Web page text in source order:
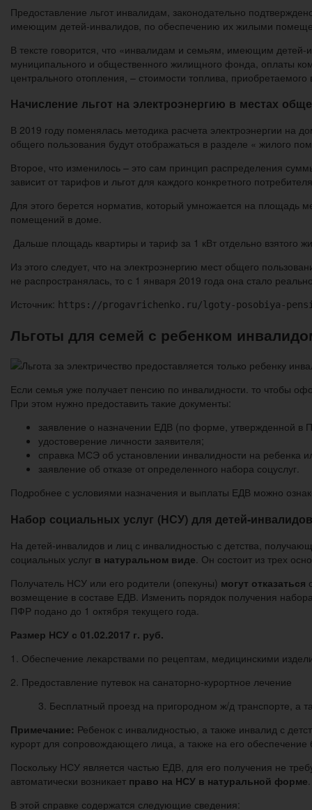
Предоставление льгот инвалидам, законодательно
имеющим детей-инвалидов, по обеспечению их жилыми
В тексте говорится, что «инвалидам и семьям, имеющим детей-
муниципального и общественного жилищного фонда, оплаты
центрального отопления, – стоимости топлива,
Начисление льгот на электроэнергию в местах
В 2019 году поменялась методика расчета электроэнергии на
общего пользования будут отображаться в разделе « жилого
Второе, что изменилось – это сам принцип распределения
зависит от тарифов и льгот для каждого конкретного
Для этого берется норматив, который умножается на площадь
помещений в доме.
Дальше площадь квартиры и тариф за 1 кВт отдельно взятого
Из этого следует, что на электроэнергию мест общего
не распространялась, то с 1 января 2019 года она стало
Источник: https://progavrichenko.ru/lgoty-posobiya-
Льготы для семей с ребенком
Если семья уже получает пенсию по инвалидности. то чтобы
При этом нужно предоставить такие документы:
заявление о назначении ЕДВ (по форме, утвержденной в
удостоверение личности заявителя;
справка МСЭ об установлении инвалидности на ребенка
заявление об отказе от определенного набора соцуслуг.
Подробнее с условиями назначения и выплаты ЕДВ можно
Набор социальных услуг (НСУ) для детей-инвалидов
На детей-инвалидов и лиц с инвалидностью с детства,
социальных услуг в натуральном виде. Он состоит из трех
Получатель НСУ или его родители (опекуны) могут отказаться
возмещение в составе ЕДВ. Изменить порядок получения
ПФР подано до 1 октября текущего года.
Размер НСУ с 01.02.2017 г. руб.
1. Обеспечение лекарствами по рецептам, медицинскими
2. Предоставление путевок на санаторно-курортное лечение
3. Бесплатный проезд на пригородном ж/д транспорте, а
Примечание: Ребенок с инвалидностью, а также инвалид с
курорт для сопровождающего лица, а также на его
Поскольку НСУ является частью ЕДВ, для его получения не
автоматически возникает право на НСУ в натуральной форме
В этой справке содержатся следующие сведения: